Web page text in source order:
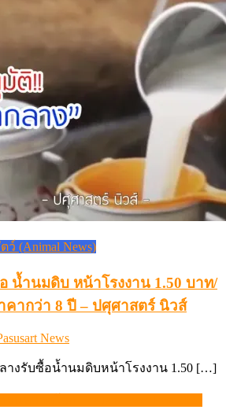
(Animal News)
น้ำนมดิบ หน้าโรงงาน 1.50 บาท/
คากว่า 8 ปี – ปศุศาสตร์ นิวส์
News
างรับซื้อน้ำนมดิบหน้าโรงงาน 1.50 […]